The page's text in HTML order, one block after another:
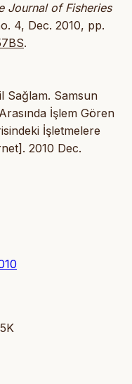
Journal of Fisheries
4, Dec. 2010, pp.
.
Sağlam. Samsun
İşlem Gören
İşletmelere
2010 Dec.